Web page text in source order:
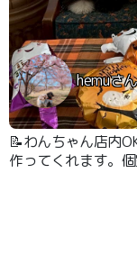
hemuさん
📝わんちゃん店内
作ってくれます。